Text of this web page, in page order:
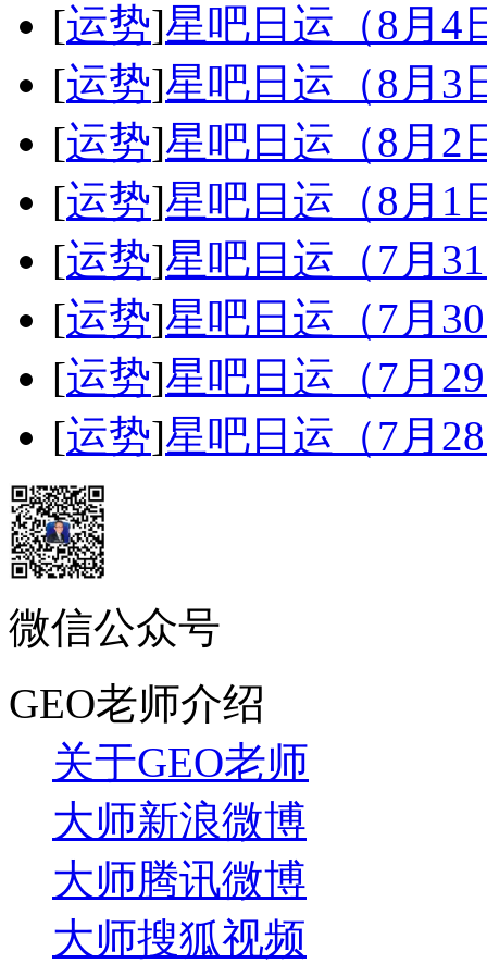
[运势]星吧日运（8月4
[运势]星吧日运（8月3
[运势]星吧日运（8月2
[运势]星吧日运（8月1
[运势]星吧日运（7月
[运势]星吧日运（7月
[运势]星吧日运（7月
[运势]星吧日运（7月
微信公众号
GEO老师介绍
关于GEO老师
大师新浪微博
大师腾讯微博
大师搜狐视频